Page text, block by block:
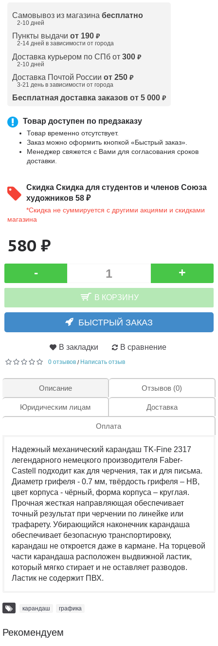
Самовывоз из магазина бесплатно
2-10 дней
Пункты выдачи от 190 ₽
2-14 дней в зависимости от города
Доставка курьером по СПб от 300 ₽
2-10 дней
Доставка Почтой России от 250 ₽
3-21 день в зависимости от города
Бесплатная доставка заказов от 5 000 ₽
Товар доступен по предзаказу
Товар временно отсутствует.
Заказ можно оформить кнопкой «Быстрый заказ».
Менеджер свяжется с Вами для согласования сроков
доставки.
Скидка Скидка для студентов и членов Союза
художников 58 ₽
*Скидка не суммируется с другими акциями и скидками
магазина
580 ₽
- +
В КОРЗИНУ
БЫСТРЫЙ ЗАКАЗ
В закладки В сравнение
0 отзывов / Написать отзыв
Описание Отзывов (0)
Юридическим лицам Доставка
Оплата
Надежный механический карандаш TK-Fine 2317
легендарного немецкого производителя Faber-
Castell подходит как для черчения, так и для письма.
Диаметр грифеля - 0.7 мм, твёрдость грифеля – HB,
цвет корпуса - чёрный, форма корпуса – круглая.
Прочная жесткая направляющая обеспечивает
точный результат при черчении по линейке или
трафарету. Убирающийся наконечник карандаша
обеспечивает безопасную транспортировку,
карандаш не откроется даже в кармане. На торцевой
части карандаша расположен выдвижной ластик,
который мягко стирает и не оставляет разводов.
Ластик не содержит ПВХ.
карандаш графика
Рекомендуем